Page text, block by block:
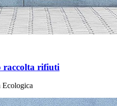
raccolta rifiuti
Ecologica